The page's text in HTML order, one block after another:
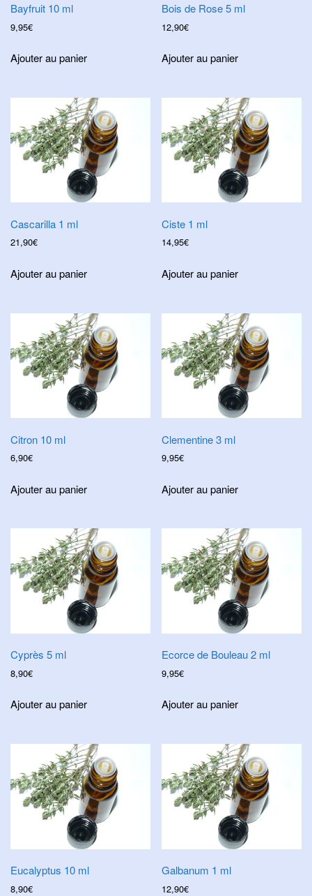
Bayfruit 10 ml
9,95€
Ajouter au panier
Bois de Rose 5 ml
12,90€
Ajouter au panier
Cascarilla 1 ml
21,90€
Ajouter au panier
Ciste 1 ml
14,95€
Ajouter au panier
Citron 10 ml
6,90€
Ajouter au panier
Clementine 3 ml
9,95€
Ajouter au panier
Cyprès 5 ml
8,90€
Ajouter au panier
Ecorce de Bouleau 2 ml
9,95€
Ajouter au panier
Eucalyptus 10 ml
8,90€
Galbanum 1 ml
12,90€